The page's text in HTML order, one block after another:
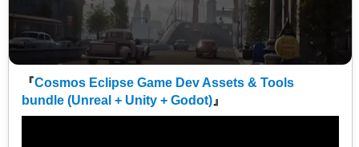
『Cosmos Eclipse Game Dev Assets & Tools
bundle (Unreal + Unity + Godot) 』